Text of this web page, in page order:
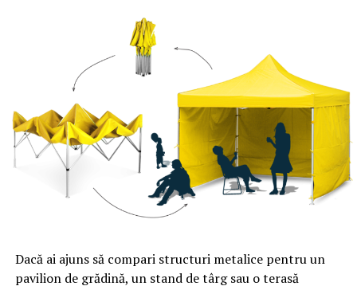
Dacă ai ajuns să compari structuri metalice pentru un
pavilion de grădină, un stand de târg sau o terasă